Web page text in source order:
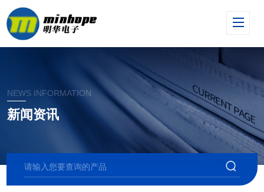
NEWS INFORMATION
新闻资讯